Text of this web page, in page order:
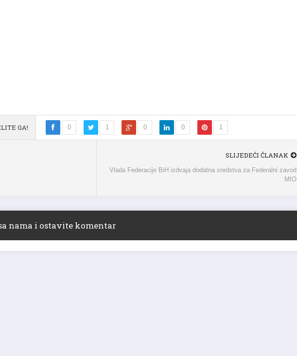
GA! 0 1 0 0 1
SLIJEDEĆI ČLANAK
Vlada Federacije BiH izdvaja dodatna sredstva za Federalni zavod
MIO
nama i ostavite komentar